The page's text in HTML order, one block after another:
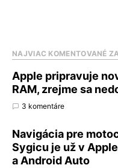
NAJVIAC KOMENTOVANÉ
Apple pripravuje
RAM, zrejme sa
3 komentáre
Navigácia pre
Sygicu je už v
a Android Auto